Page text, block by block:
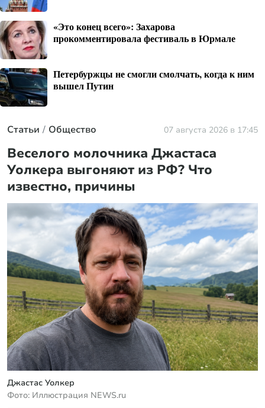
«Это конец всего»: Захарова
прокомментировала фестиваль в Юрмале
Петербуржцы не смогли смолчать, когда к ним
вышел Путин
Статьи Общество 07 августа 2026 в 17:45
Веселого молочника Джастаса
Уолкера выгоняют из РФ? Что
известно, причины
Джастас Уолкер
Фото: Иллюстрация NEWS.ru